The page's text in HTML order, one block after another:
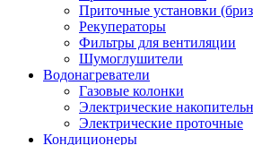
Приточные установки
Рекуператоры
Фильтры для вентиляции
Шумоглушители
Водонагреватели
Газовые колонки
Электрические
Электрические проточные
Кондиционеры